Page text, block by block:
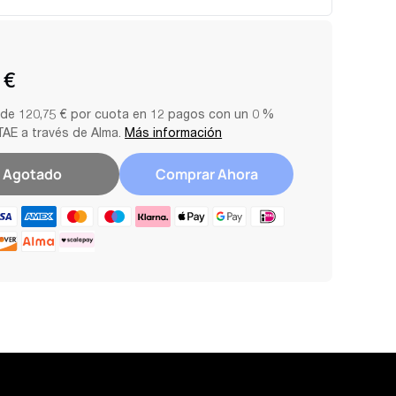
a 11 dispositivos simultáneamente:
la vez mediante tomas de CA, CC o USB. Ideal como
batería para apagones.
120,75 € por cuota en 12 pagos con un 0 %
a través de Alma. Más información
Agotado Comprar Ahora